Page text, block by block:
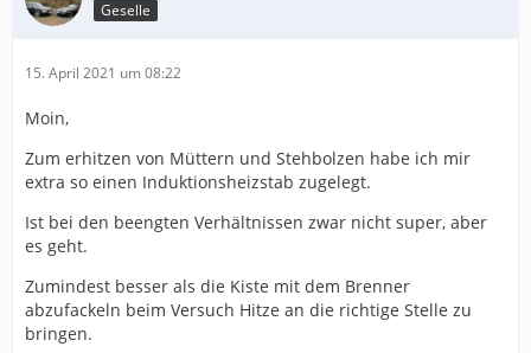
Geselle
15. April 2021 um 08:22
Moin,
Zum erhitzen von Müttern und Stehbolzen habe ich mir
extra so einen Induktionsheizstab zugelegt.
Ist bei den beengten Verhältnissen zwar nicht super, aber
es geht.
Zumindest besser als die Kiste mit dem Brenner
abzufackeln beim Versuch Hitze an die richtige Stelle zu
bringen.